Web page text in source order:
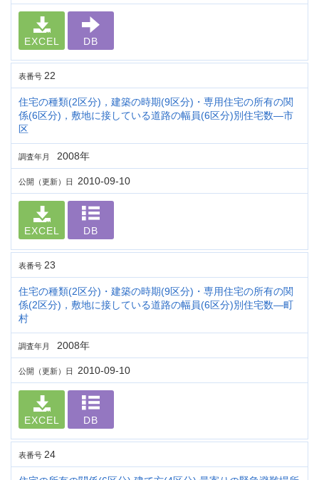
EXCEL DB
表番号 22
住宅の種類(2区分)，建築の時期(9区分)・専用住宅の所有の関
係(6区分)，敷地に接している道路の幅員(6区分)別住宅数―市
区
調査年月 2008年
公開（更新）日 2010-09-10
EXCEL DB
表番号 23
住宅の種類(2区分)・建築の時期(9区分)・専用住宅の所有の関
係(2区分)，敷地に接している道路の幅員(6区分)別住宅数―町
村
調査年月 2008年
公開（更新）日 2010-09-10
EXCEL DB
表番号 24